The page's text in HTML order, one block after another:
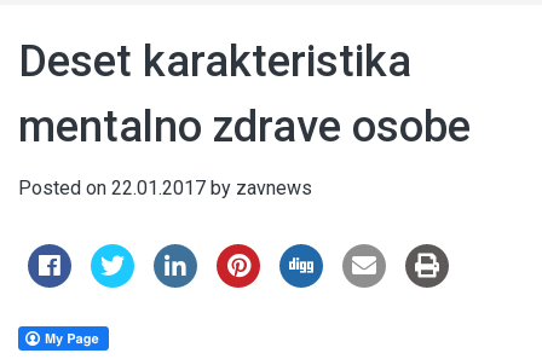
Deset karakteristika
mentalno zdrave osobe
Posted on 22.01.2017 by zavnews